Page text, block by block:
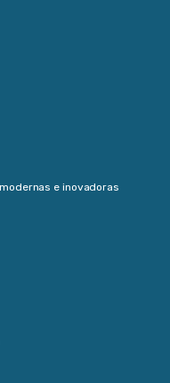
e inovadoras